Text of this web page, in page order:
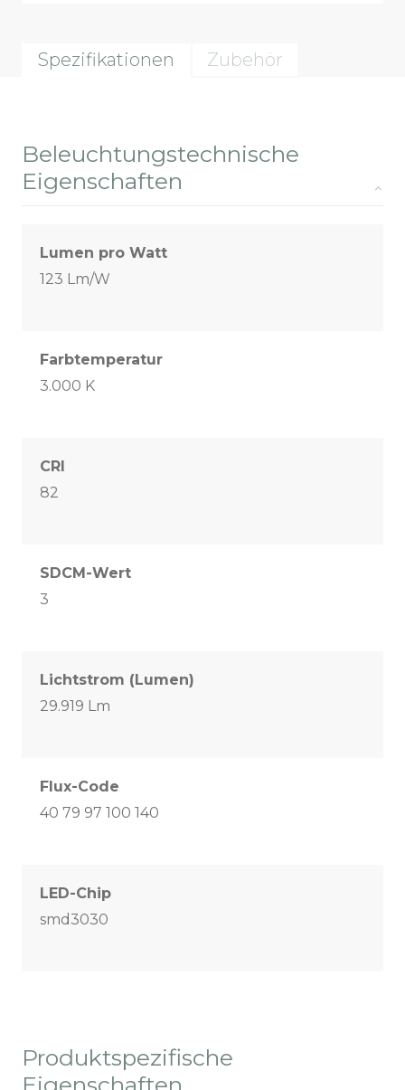
Spezifikationen Zubehör
Beleuchtungstechnische
Eigenschaften
Lumen pro Watt
123 Lm/W
Farbtemperatur
3.000 K
CRI
82
SDCM-Wert
3
Lichtstrom (Lumen)
29.919 Lm
Flux-Code
40 79 97 100 140
LED-Chip
smd3030
Produktspezifische